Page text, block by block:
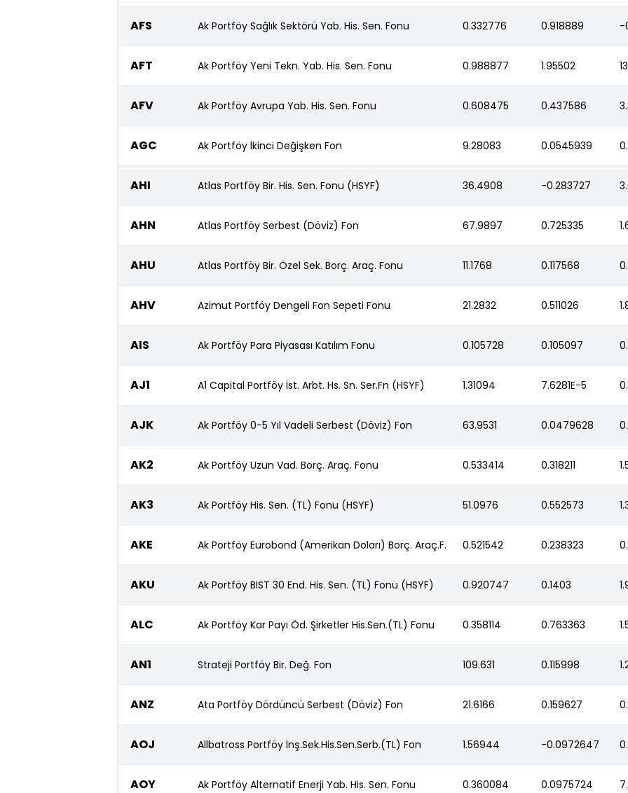
AFS Ak Portföy Sağlık Sektörü Yab. His. Sen. Fonu 0.332776 0.918889 -
AFT Ak Portföy Yeni Tekn. Yab. His. Sen. Fonu 0.988877 1.95502
AFV Ak Portföy Avrupa Yab. His. Sen. Fonu 0.608475 0.437586
AGC Ak Portföy İkinci Değişken Fon 9.28083 0.0545939
AHI Atlas Portföy Bir. His. Sen. Fonu (HSYF) 36.4908 -0.283727
AHN Atlas Portföy Serbest (Döviz) Fon 67.9897 0.725335
AHU Atlas Portföy Bir. Özel Sek. Borç. Araç. Fonu 11.1768 0.117568
AHV Azimut Portföy Dengeli Fon Sepeti Fonu 21.2832 0.511026
AIS Ak Portföy Para Piyasası Katılım Fonu 0.105728 0.105097
AJ1 A1 Capital Portföy İst. Arbt. Hs. Sn. Ser.Fn (HSYF) 1.31094 7.6281E-5
AJK Ak Portföy 0-5 Yıl Vadeli Serbest (Döviz) Fon 63.9531 0.0479628
AK2 Ak Portföy Uzun Vad. Borç. Araç. Fonu 0.533414 0.318211
AK3 Ak Portföy His. Sen. (TL) Fonu (HSYF) 51.0976 0.552573
AKE Ak Portföy Eurobond (Amerikan Doları) Borç. Araç.F. 0.521542 0.238323
AKU Ak Portföy BIST 30 End. His. Sen. (TL) Fonu (HSYF) 0.920747 0.1403
ALC Ak Portföy Kar Payı Öd. Şirketler His.Sen.(TL) Fonu 0.358114 0.763363
AN1 Strateji Portföy Bir. Değ. Fon 109.631 0.115998
ANZ Ata Portföy Dördüncü Serbest (Döviz) Fon 21.6166 0.159627
AOJ Allbatross Portföy İnş.Sek.His.Sen.Serb.(TL) Fon 1.56944 -0.0972647
AOY Ak Portföy Alternatif Enerji Yab. His. Sen. Fonu 0.360084 0.0975724